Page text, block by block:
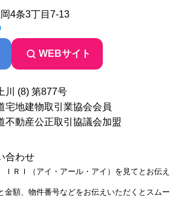
4条3丁目7-13
WEBサイト
川 (8) 第877号
宅地建物取引業協会会員
不動産公正取引協議会加盟
合わせ
ＩＲＩ（アイ・アール・アイ）を見てとお伝え
金額、物件番号などをお伝えいただくとスムー